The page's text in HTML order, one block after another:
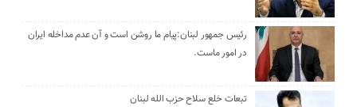
رئیس جمهور لبنان:پیام ما روشن است و آن عدم مداخله ایران
در امور ماست.
تبعات خلع سلاح حزب الله لبنان